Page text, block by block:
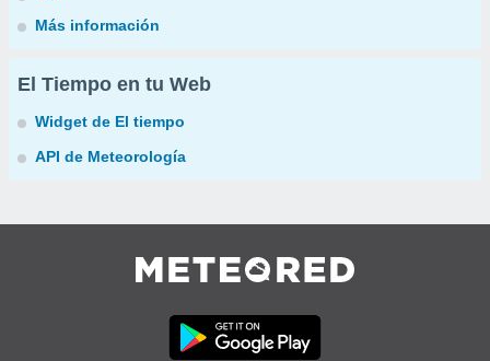
Más información
El Tiempo en tu Web
Widget de El tiempo
API de Meteorología